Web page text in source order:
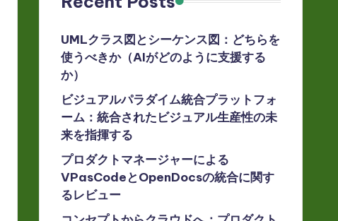
UMLクラス図とシーケンス図：どちらを
使うべきか（AIがどのように支援する
か）
ビジュアルパラダイム統合プラットフォ
ーム：統合されたビジュアル生産性の未
来を指揮する
プロダクトマネージャーによる
VPasCodeとOpenDocsの統合に関す
るレビュー